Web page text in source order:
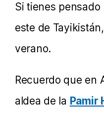
Si tienes
este de
verano.
Recuerdo que en
aldea de la Pamir